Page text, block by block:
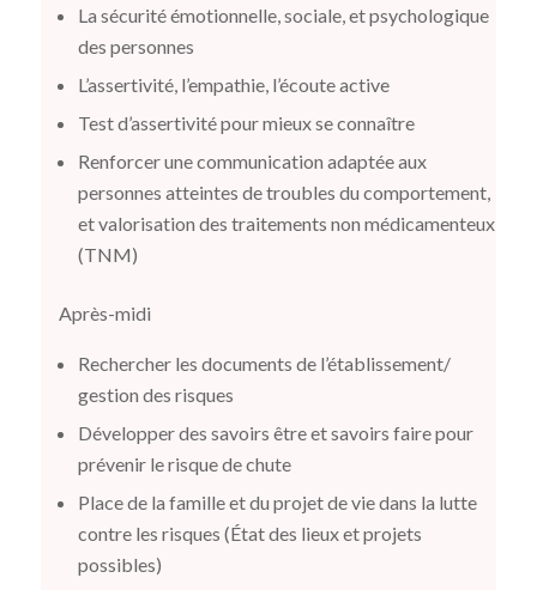
La sécurité émotionnelle, sociale, et psychologique
des personnes
L’assertivité, l’empathie, l’écoute active
Test d’assertivité pour mieux se connaître
Renforcer une communication adaptée aux
personnes atteintes de troubles du comportement,
et valorisation des traitements non médicamenteux
(TNM)
Après-midi
Rechercher les documents de l’établissement/
gestion des risques
Développer des savoirs être et savoirs faire pour
prévenir le risque de chute
Place de la famille et du projet de vie dans la lutte
contre les risques (État des lieux et projets
possibles)